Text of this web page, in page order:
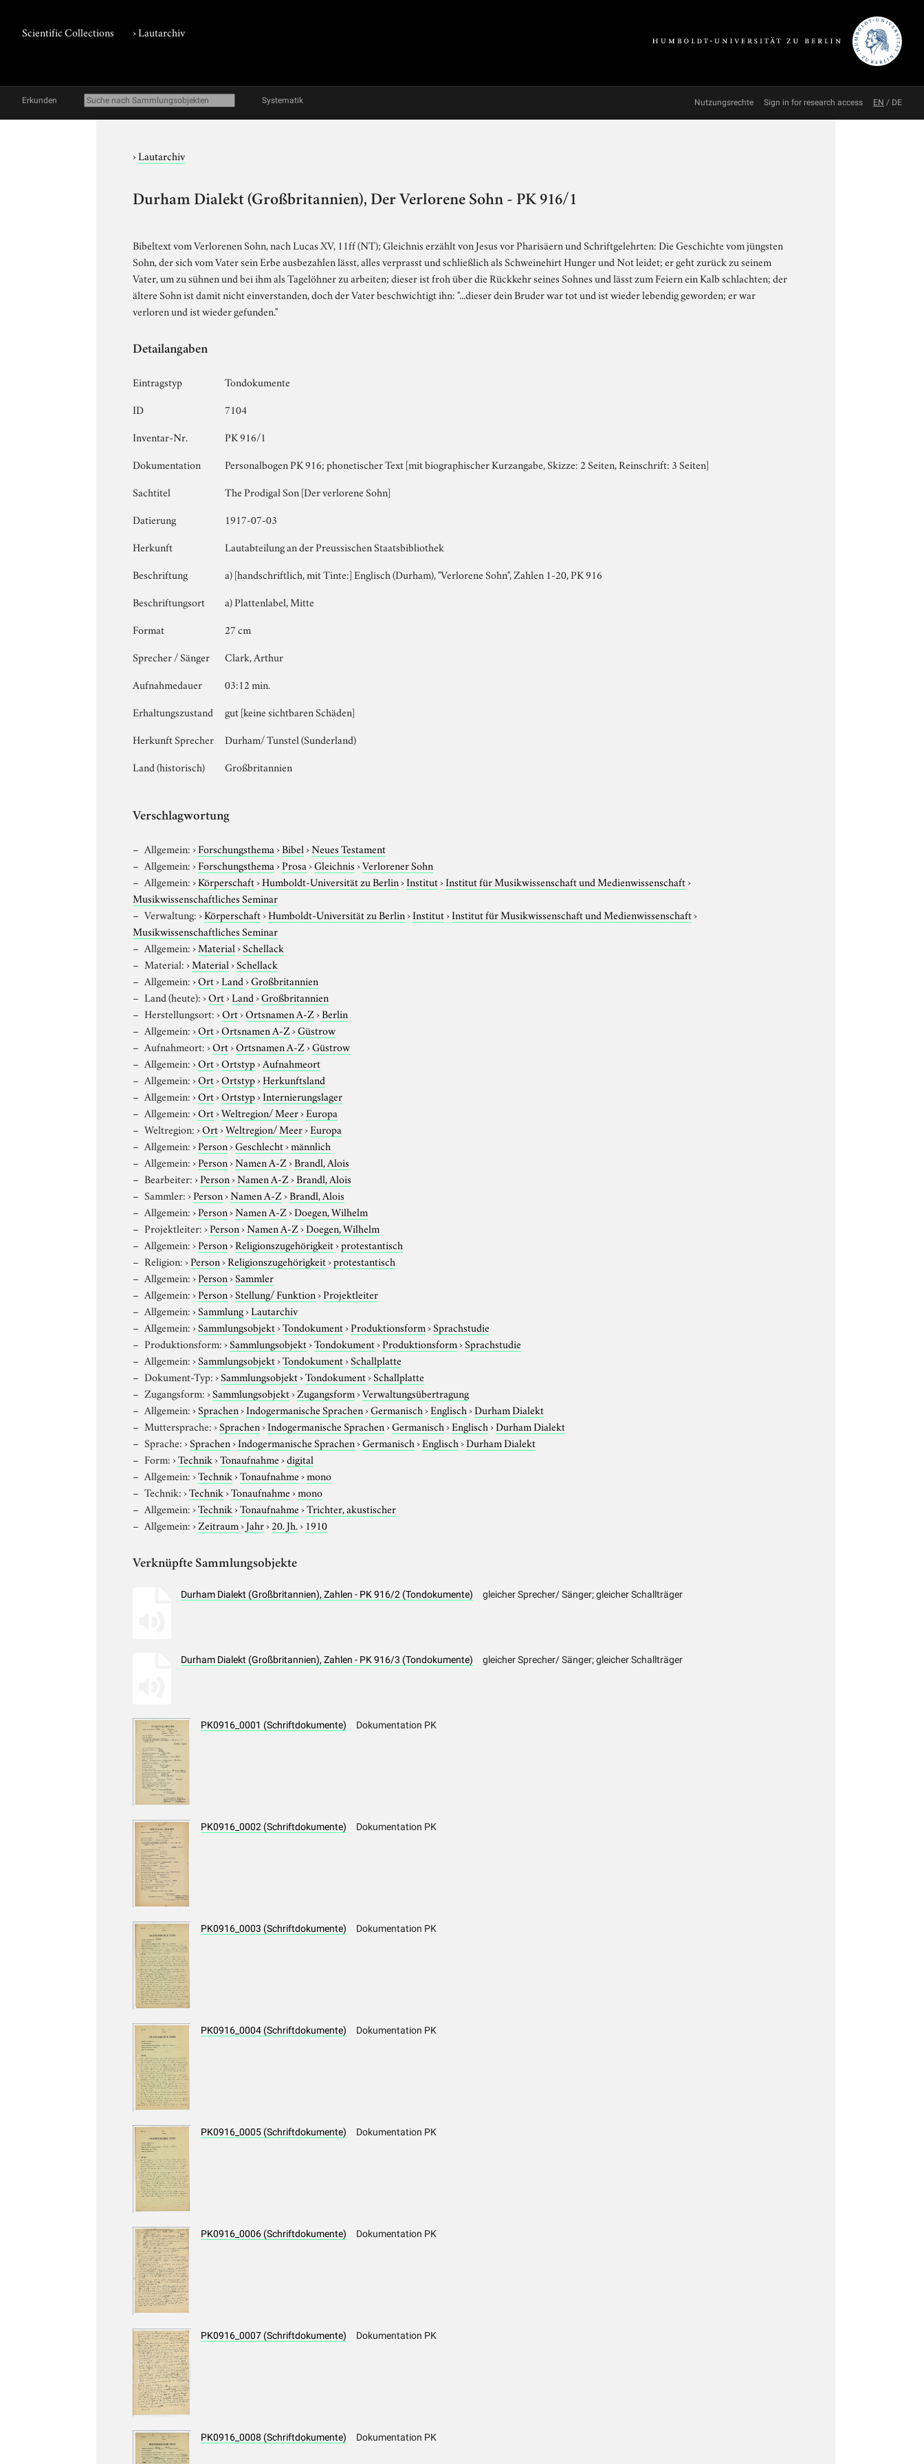
Scientific Collections ›Lautarchiv
Erkunden Systematik Nutzungsrechte Sign in for research access EN / DE
›Lautarchiv
Durham Dialekt (Großbritannien), Der Verlorene Sohn - PK 916/1
Bibeltext vom Verlorenen Sohn, nach Lucas XV, 11ff (NT); Gleichnis erzählt von Jesus vor Pharisäern und Schriftgelehrten: Die Geschichte vom jüngsten
Sohn, der sich vom Vater sein Erbe ausbezahlen lässt, alles verprasst und schließlich als Schweinehirt Hunger und Not leidet; er geht zurück zu seinem
Vater, um zu sühnen und bei ihm als Tagelöhner zu arbeiten; dieser ist froh über die Rückkehr seines Sohnes und lässt zum Feiern ein Kalb schlachten; der
ältere Sohn ist damit nicht einverstanden, doch der Vater beschwichtigt ihn: "...dieser dein Bruder war tot und ist wieder lebendig geworden; er war
verloren und ist wieder gefunden."
Detailangaben
Eintragstyp
Tondokumente
ID
7104
Inventar-Nr.
PK 916/1
Dokumentation
Personalbogen PK 916; phonetischer Text [mit biographischer Kurzangabe, Skizze: 2 Seiten, Reinschrift: 3 Seiten]
Sachtitel
The Prodigal Son [Der verlorene Sohn]
Datierung
1917-07-03
Herkunft
Lautabteilung an der Preussischen Staatsbibliothek
Beschriftung
a) [handschriftlich, mit Tinte:] Englisch (Durham), "Verlorene Sohn", Zahlen 1-20, PK 916
Beschriftungsort
a) Plattenlabel, Mitte
Format
27 cm
Sprecher / Sänger
Clark, Arthur
Aufnahmedauer
03:12 min.
Erhaltungszustand
gut [keine sichtbaren Schäden]
Herkunft Sprecher
Durham/ Tunstel (Sunderland)
Land (historisch)
Großbritannien
Verschlagwortung
Allgemein:›Forschungsthema›Bibel›Neues Testament
Allgemein:›Forschungsthema›Prosa›Gleichnis›Verlorener Sohn
Allgemein:›Körperschaft›Humboldt-Universität zu Berlin›Institut›Institut für Musikwissenschaft und Medienwissenschaft›
Musikwissenschaftliches Seminar
Verwaltung:›Körperschaft›Humboldt-Universität zu Berlin›Institut›Institut für Musikwissenschaft und Medienwissenschaft›
Musikwissenschaftliches Seminar
Allgemein:›Material›Schellack
Material:›Material›Schellack
Allgemein:›Ort›Land›Großbritannien
Land (heute):›Ort›Land›Großbritannien
Herstellungsort:›Ort›Ortsnamen A-Z›Berlin
Allgemein:›Ort›Ortsnamen A-Z›Güstrow
Aufnahmeort:›Ort›Ortsnamen A-Z›Güstrow
Allgemein:›Ort›Ortstyp›Aufnahmeort
Allgemein:›Ort›Ortstyp›Herkunftsland
Allgemein:›Ort›Ortstyp›Internierungslager
Allgemein:›Ort›Weltregion/ Meer›Europa
Weltregion:›Ort›Weltregion/ Meer›Europa
Allgemein:›Person›Geschlecht›männlich
Allgemein:›Person›Namen A-Z›Brandl, Alois
Bearbeiter:›Person›Namen A-Z›Brandl, Alois
Sammler:›Person›Namen A-Z›Brandl, Alois
Allgemein:›Person›Namen A-Z›Doegen, Wilhelm
Projektleiter:›Person›Namen A-Z›Doegen, Wilhelm
Allgemein:›Person›Religionszugehörigkeit›protestantisch
Religion:›Person›Religionszugehörigkeit›protestantisch
Allgemein:›Person›Sammler
Allgemein:›Person›Stellung/ Funktion›Projektleiter
Allgemein:›Sammlung›Lautarchiv
Allgemein:›Sammlungsobjekt›Tondokument›Produktionsform›Sprachstudie
Produktionsform:›Sammlungsobjekt›Tondokument›Produktionsform›Sprachstudie
Allgemein:›Sammlungsobjekt›Tondokument›Schallplatte
Dokument-Typ:›Sammlungsobjekt›Tondokument›Schallplatte
Zugangsform:›Sammlungsobjekt›Zugangsform›Verwaltungsübertragung
Allgemein:›Sprachen›Indogermanische Sprachen›Germanisch›Englisch›Durham Dialekt
Muttersprache:›Sprachen›Indogermanische Sprachen›Germanisch›Englisch›Durham Dialekt
Sprache:›Sprachen›Indogermanische Sprachen›Germanisch›Englisch›Durham Dialekt
Form:›Technik›Tonaufnahme›digital
Allgemein:›Technik›Tonaufnahme›mono
Technik:›Technik›Tonaufnahme›mono
Allgemein:›Technik›Tonaufnahme›Trichter, akustischer
Allgemein:›Zeitraum›Jahr›20. Jh.› 1910
Verknüpfte Sammlungsobjekte
Durham Dialekt (Großbritannien), Zahlen - PK 916/2 (Tondokumente) gleicher Sprecher/ Sänger; gleicher Schallträger
Durham Dialekt (Großbritannien), Zahlen - PK 916/3 (Tondokumente) gleicher Sprecher/ Sänger; gleicher Schallträger
PK0916_0001 (Schriftdokumente) Dokumentation PK
PK0916_0002 (Schriftdokumente) Dokumentation PK
PK0916_0003 (Schriftdokumente) Dokumentation PK
PK0916_0004 (Schriftdokumente) Dokumentation PK
PK0916_0005 (Schriftdokumente) Dokumentation PK
PK0916_0006 (Schriftdokumente) Dokumentation PK
PK0916_0007 (Schriftdokumente) Dokumentation PK
PK0916_0008 (Schriftdokumente) Dokumentation PK